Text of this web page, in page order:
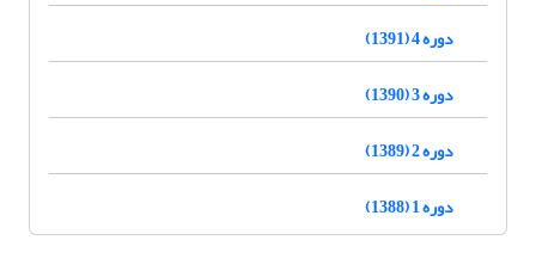
دوره 4 (1391)
دوره 3 (1390)
دوره 2 (1389)
دوره 1 (1388)